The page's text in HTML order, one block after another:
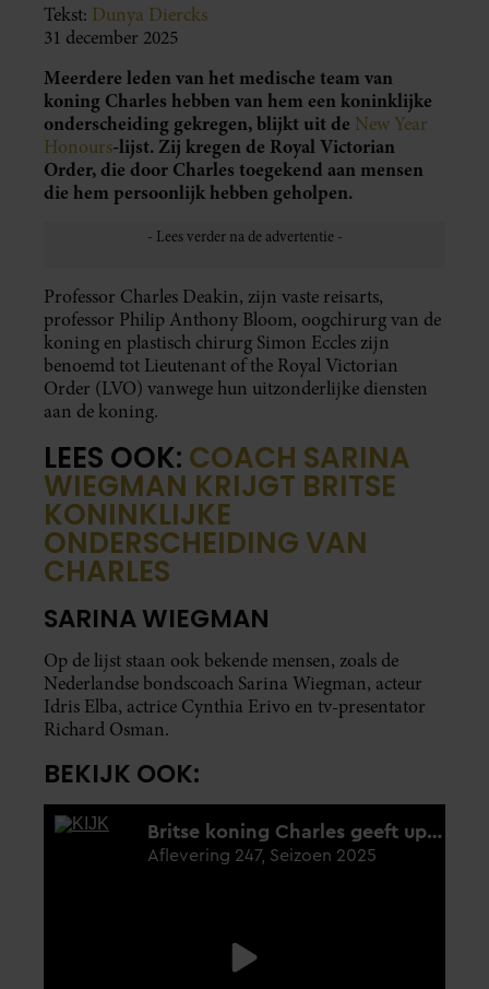
Tekst: Dunya Diercks
31 december 2025
Meerdere leden van het medische team van
koning Charles hebben van hem een koninklijke
onderscheiding gekregen, blijkt uit de New Year
Honours-lijst. Zij kregen de Royal Victorian
Order, die door Charles toegekend aan mensen
die hem persoonlijk hebben geholpen.
Professor Charles Deakin, zijn vaste reisarts,
professor Philip Anthony Bloom, oogchirurg van de
koning en plastisch chirurg Simon Eccles zijn
benoemd tot Lieutenant of the Royal Victorian
Order (LVO) vanwege hun uitzonderlijke diensten
aan de koning.
LEES OOK: COACH SARINA
WIEGMAN KRIJGT BRITSE
KONINKLIJKE
ONDERSCHEIDING VAN
CHARLES
SARINA WIEGMAN
Op de lijst staan ook bekende mensen, zoals de
Nederlandse bondscoach Sarina Wiegman, acteur
Idris Elba, actrice Cynthia Erivo en tv-presentator
Richard Osman.
BEKIJK OOK: